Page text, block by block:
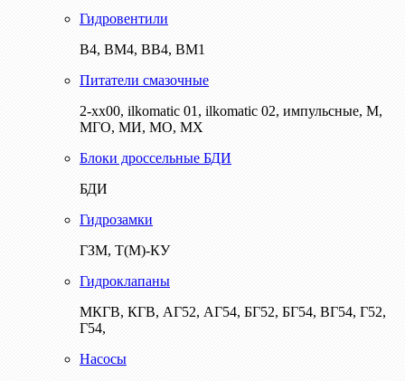
Гидровентили
В4, ВМ4, ВВ4, ВМ1
Питатели смазочные
2-хх00, ilkomatic 01, ilkomatic 02, импульсные, М,
МГО, МИ, МО, МХ
Блоки дроссельные БДИ
БДИ
Гидрозамки
ГЗМ, Т(М)-КУ
Гидроклапаны
МКГВ, КГВ, АГ52, АГ54, БГ52, БГ54, ВГ54, Г52,
Г54,
Насосы